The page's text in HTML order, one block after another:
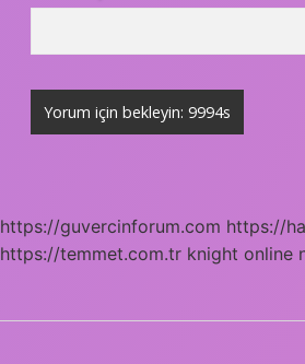
https://guvercinforum.com https://
https://temmet.com.tr knight online